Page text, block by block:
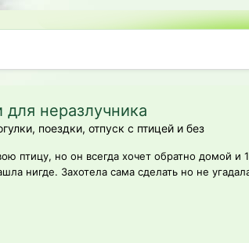
неразлучника
поездки, отпуск с птицей и без
птицу, но он всегда хочет обратно
нигде. Захотела сама сделать но не